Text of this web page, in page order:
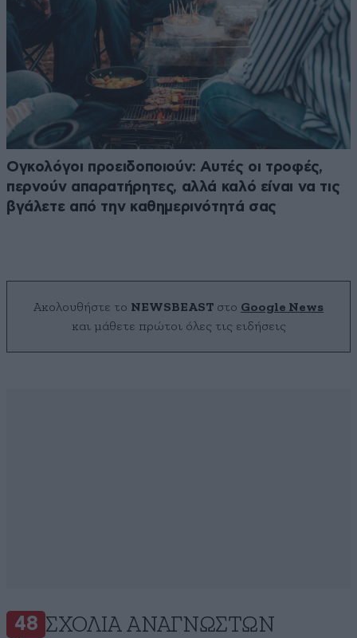
Ογκολόγοι προειδοποιούν: Αυτές οι τροφές,
περνούν απαρατήρητες, αλλά καλό είναι να τις
βγάλετε από την καθημερινότητά σας
Ακολουθήστε το NEWSBEAST στο Google News
και μάθετε πρώτοι όλες τις ειδήσεις
48 ΣΧΌΛΙΑ ΑΝΑΓΝΩΣΤΏΝ